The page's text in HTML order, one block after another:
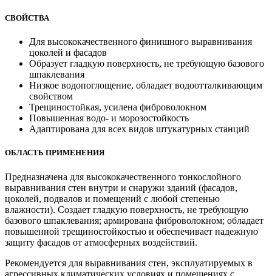
СВОЙСТВА
Для высококачественного финишного выравнивания
цоколей и фасадов
Образует гладкую поверхность, не требующую базового
шпаклевания
Низкое водопоглощение, обладает водоотталкивающим
свойством
Трещиностойкая, усилена фиброволокном
Повышенная водо- и морозостойкость
Адаптирована для всех видов штукатурных станций
ОБЛАСТЬ ПРИМЕНЕНИЯ
Предназначена для высококачественного тонкослойного
выравнивания стен внутри и снаружи зданий (фасадов,
цоколей, подвалов и помещений с любой степенью
влажности). Создает гладкую поверхность, не требующую
базового шпаклевания; армирована фиброволокном; обладает
повышенной трещиностойкостью и обеспечивает надежную
защиту фасадов от атмосферных воздействий.
Рекомендуется для выравнивания стен, эксплуатируемых в
агрессивных климатических условиях и помещениях с